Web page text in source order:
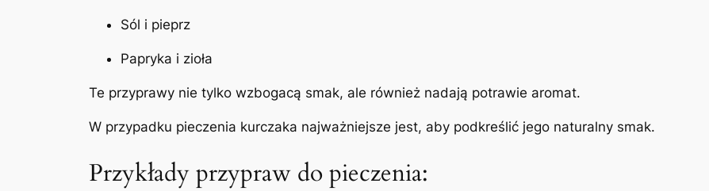
Sól i pieprz
Papryka i zioła
Te przyprawy nie tylko wzbogacą smak, ale również nadają potrawie aromat.
W przypadku pieczenia kurczaka najważniejsze jest, aby podkreślić jego naturalny smak.
Przykłady przypraw do pieczenia: